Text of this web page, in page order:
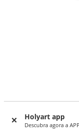
Holyart app
Descubra agora a